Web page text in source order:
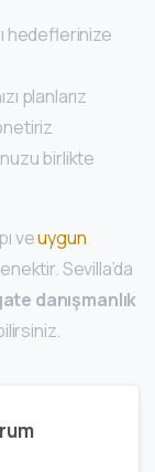
hedeflerinize
planlarız
birlikte
veuygun
Sevilla’da
danışmanlık